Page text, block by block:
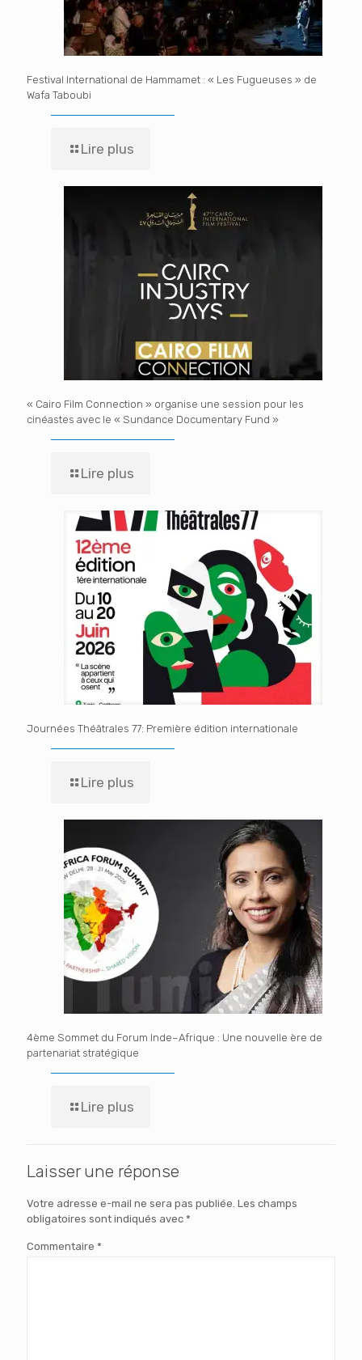
Festival International de Hammamet : « Les Fugueuses » de
Wafa Taboubi
Lire plus
« Cairo Film Connection » organise une session pour les
cinéastes avec le « Sundance Documentary Fund »
Lire plus
Journées Théâtrales 77: Première édition internationale
Lire plus
4ème Sommet du Forum Inde–Afrique : Une nouvelle ère de
partenariat stratégique
Lire plus
Laisser une réponse
Votre adresse e-mail ne sera pas publiée. Les champs
obligatoires sont indiqués avec *
Commentaire *